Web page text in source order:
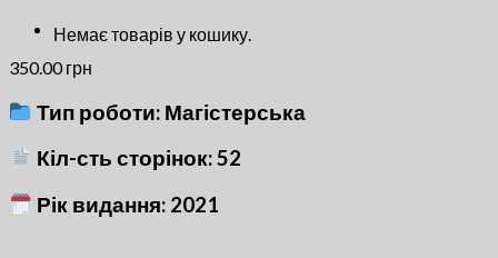
Немає товарів у кошику.
350.00грн
Тип роботи: Магістерська
Кіл-сть сторінок: 52
Рік видання: 2021